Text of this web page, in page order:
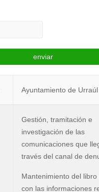
Ayuntamiento de
Gestión, tramitación e
investigación de las
comunicaciones que
través del canal de
Mantenimiento del libro
con las informaciones